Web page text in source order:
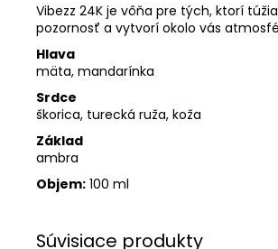
Vibezz 24K je vôňa pre tých, ktorí
pozornosť a vytvorí okolo vás
Hlava
mäta, mandarínka
Srdce
škorica, turecká ruža, koža
Základ
ambra
Objem: 100 ml